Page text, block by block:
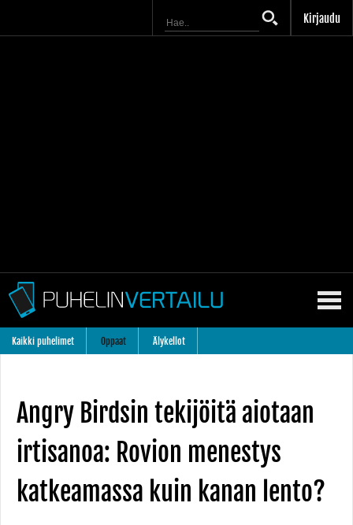
Kirjaudu
Kaikki puhelimet Oppaat Älykellot
Angry Birdsin tekijöitä aiotaan
irtisanoa: Rovion menestys
katkeamassa kuin kanan lento?